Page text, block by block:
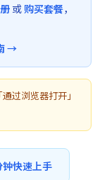
或 购买套餐，
→
过浏览器打开」
快速上手